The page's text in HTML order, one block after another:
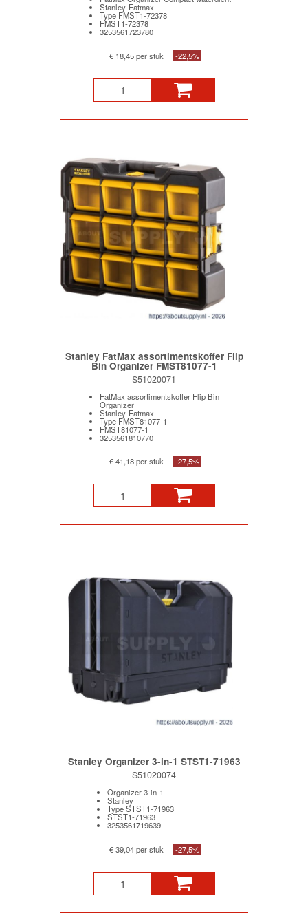
Stanley-Fatmax
Type FMST1-72378
FMST1-72378
3253561723780
€ 18,45 per stuk -22,5%
Stanley FatMax assortimentskoffer Flip
Bin Organizer FMST81077-1
S51020071
FatMax assortimentskoffer Flip Bin
Organizer
Stanley-Fatmax
Type FMST81077-1
FMST81077-1
3253561810770
€ 41,18 per stuk -27,5%
Stanley Organizer 3-in-1 STST1-71963
S51020074
Organizer 3-in-1
Stanley
Type STST1-71963
STST1-71963
3253561719639
€ 39,04 per stuk -27,5%